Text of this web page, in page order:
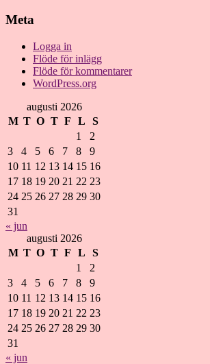
Meta
Logga in
Flöde för inlägg
Flöde för kommentarer
WordPress.org
augusti 2026
M T O T F L
S
1
2
3
4 5 6 7 8
9
10 11 12 13 14 15 16
17 18 19 20 21 22 23
24 25 26 27 28 29 30
31
« jun
augusti 2026
M T O T F L
S
1
2
3
4 5 6 7 8
9
10 11 12 13 14 15 16
17 18 19 20 21 22 23
24 25 26 27 28 29 30
31
« jun